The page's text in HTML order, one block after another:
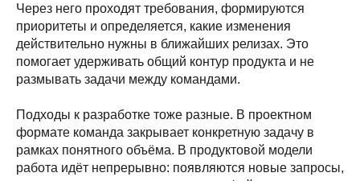
Через него проходят требования, формируются
приоритеты и определяется, какие изменения
действительно нужны в ближайших релизах. Это
помогает удерживать общий контур продукта и не
размывать задачи между командами.
Подходы к разработке тоже разные. В проектном
формате команда закрывает конкретную задачу в
рамках понятного объёма. В продуктовой модели
работа идёт непрерывно: появляются новые запросы,